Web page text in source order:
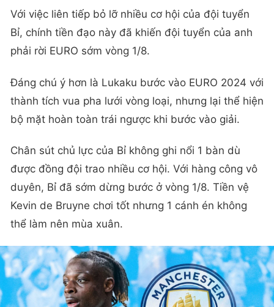
Với việc liên tiếp bỏ lỡ nhiều cơ hội của đội tuyển
Bỉ, chính tiền đạo này đã khiến đội tuyển của anh
phải rời EURO sớm vòng 1/8.
Đáng chú ý hơn là Lukaku bước vào EURO 2024 với
thành tích vua pha lưới vòng loại, nhưng lại thể hiện
bộ mặt hoàn toàn trái ngược khi bước vào giải.
Chân sút chủ lực của Bỉ không ghi nổi 1 bàn dù
được đồng đội trao nhiều cơ hội. Với hàng công vô
duyên, Bỉ đã sớm dừng bước ở vòng 1/8. Tiền vệ
Kevin de Bruyne chơi tốt nhưng 1 cánh én không
thể làm nên mùa xuân.